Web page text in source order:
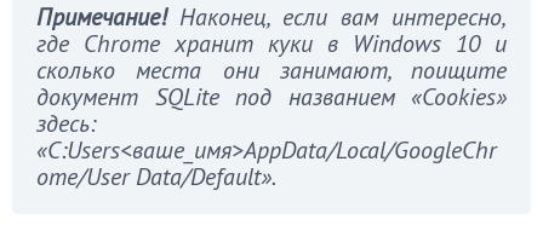
Примечание!Наконец, если вам интересно,
где Chrome хранит куки в Windows 10 и
сколько места они занимают, поищите
документ SQLite под названием «Cookies»
здесь:
«C:Users<ваше_имя>AppData/Local/GoogleChr
ome/User Data/Default».